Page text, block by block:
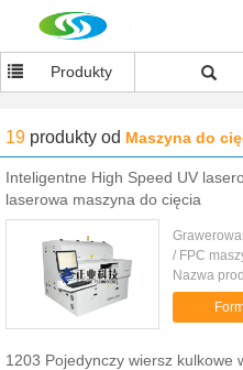
Produkty
19 produkty od Maszyna do
Inteligentne High Speed ​​UV
laserowa maszyna do cięcia
/ FPC
Nazwa
Nazwa
Miejsce
1203 Pojedynczy wiersz kulkowe